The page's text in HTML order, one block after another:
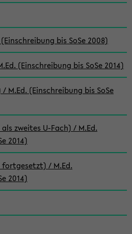
bis SoSe 2008)
(Einschreibung bis SoSe 2014)
M.Ed. (Einschreibung bis SoSe
zweites U-Fach) / M.Ed.
2014)
/ M.Ed.
2014)